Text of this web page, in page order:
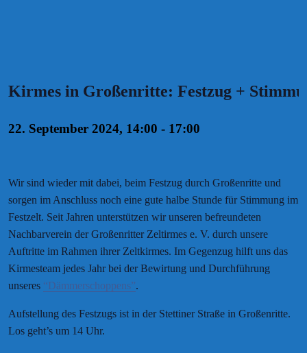
Kirmes in Großenritte: Festzug +
22. September 2024, 14:00 - 17:00
Wir sind wieder mit dabei, beim Festzug durch Großenritte und
sorgen im Anschluss noch eine gute halbe Stunde für Stimmung im
Festzelt. Seit Jahren unterstützen wir unseren befreundeten
Nachbarverein der Großenritter Zeltirmes e. V. durch unsere
Auftritte im Rahmen ihrer Zeltkirmes. Im Gegenzug hilft uns das
Kirmesteam jedes Jahr bei der Bewirtung und Durchführung
unseres “Dämmerschoppens”.
Aufstellung des Festzugs ist in der Stettiner Straße in Großenritte.
Los geht’s um 14 Uhr.